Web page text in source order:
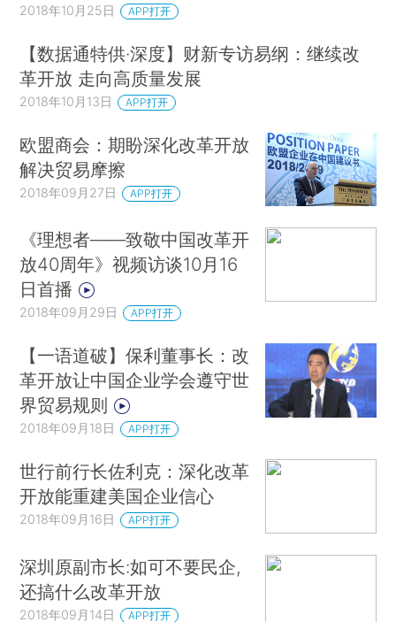
2018年10月25日 APP打开
【数据通特供·深度】财新专访易纲：继续改
革开放 走向高质量发展
2018年10月13日 APP打开
欧盟商会：期盼深化改革开放
解决贸易摩擦
2018年09月27日 APP打开
《理想者——致敬中国改革开
放40周年》视频访谈10月16
日首播
2018年09月29日 APP打开
【一语道破】保利董事长：改
革开放让中国企业学会遵守世
界贸易规则
2018年09月18日 APP打开
世行前行长佐利克：深化改革
开放能重建美国企业信心
2018年09月16日 APP打开
深圳原副市长:如可不要民企,
还搞什么改革开放
2018年09月14日 APP打开